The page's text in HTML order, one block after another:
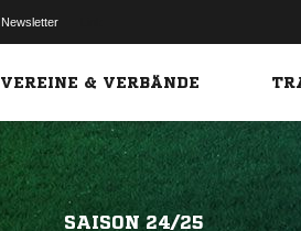
Newsletter
VEREINE & VERBÄNDE
SAISON 24/25